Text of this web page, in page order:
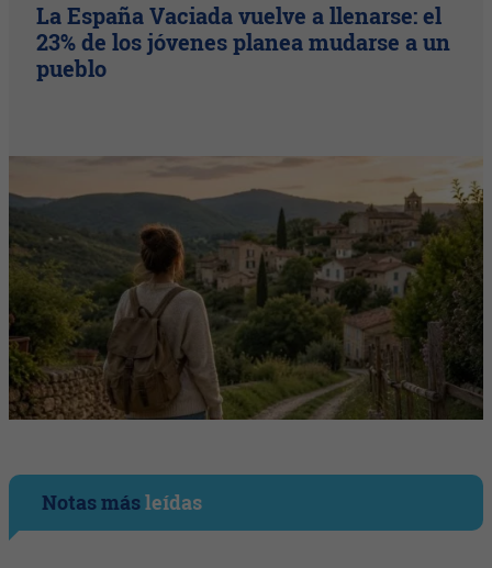
La España Vaciada vuelve a llenarse: el
23% de los jóvenes planea mudarse a un
pueblo
Notas másleídas